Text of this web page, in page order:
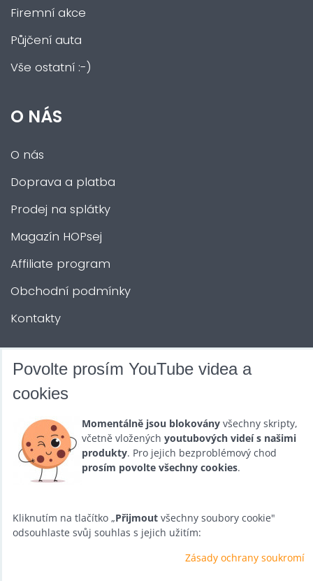
Firemní akce
Půjčení auta
Vše ostatní :-)
O NÁS
O nás
Doprava a platba
Prodej na splátky
Magazín HOPsej
Affiliate program
Obchodní podmínky
Kontakty
DALŠÍ SLUŽBY
Půjčovna
Promotéři
Kurzy a setkání
Velkoobchod
Nabídka práce
Povolte prosím YouTube videa a
cookies
Momentálně jsou blokovány všechny skripty,
včetně vložených youtubových videí s našimi
produkty. Pro jejich bezproblémový chod
prosím povolte všechny cookies.
Kliknutím na tlačítko „Přijmout všechny soubory cookie"
odsouhlaste svůj souhlas s jejich užitím:
Zásady ochrany soukromí